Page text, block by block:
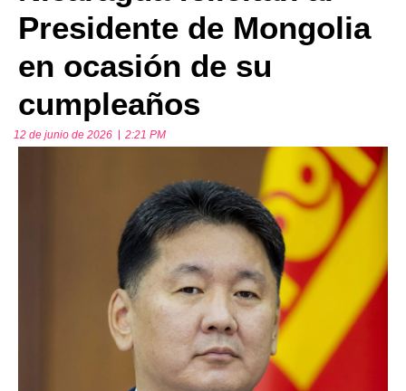
Presidente de Mongolia
en ocasión de su
cumpleaños
12 de junio de 2026 2:21 PM